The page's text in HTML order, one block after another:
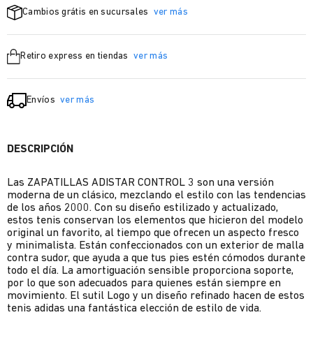
Cambios grátis en sucursales ver más
Retiro express en tiendas ver más
Envíos ver más
DESCRIPCIÓN
Las ZAPATILLAS ADISTAR CONTROL 3 son una versión
moderna de un clásico, mezclando el estilo con las tendencias
de los años 2000. Con su diseño estilizado y actualizado,
estos tenis conservan los elementos que hicieron del modelo
original un favorito, al tiempo que ofrecen un aspecto fresco
y minimalista. Están confeccionados con un exterior de malla
contra sudor, que ayuda a que tus pies estén cómodos durante
todo el día. La amortiguación sensible proporciona soporte,
por lo que son adecuados para quienes están siempre en
movimiento. El sutil Logo y un diseño refinado hacen de estos
tenis adidas una fantástica elección de estilo de vida.